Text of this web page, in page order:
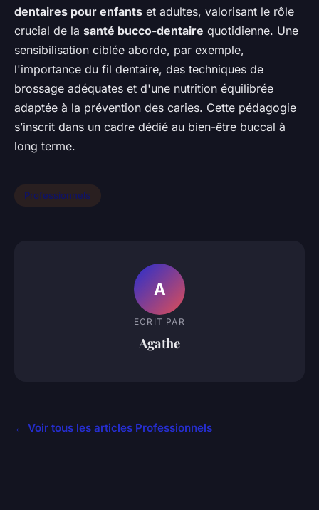
dentaires pour enfants et adultes, valorisant le rôle
crucial de la santé bucco-dentaire quotidienne. Une
sensibilisation ciblée aborde, par exemple,
l'importance du fil dentaire, des techniques de
brossage adéquates et d'une nutrition équilibrée
adaptée à la prévention des caries. Cette pédagogie
s’inscrit dans un cadre dédié au bien-être buccal à
long terme.
Professionnels
A
ECRIT PAR
Agathe
← Voir tous les articles Professionnels